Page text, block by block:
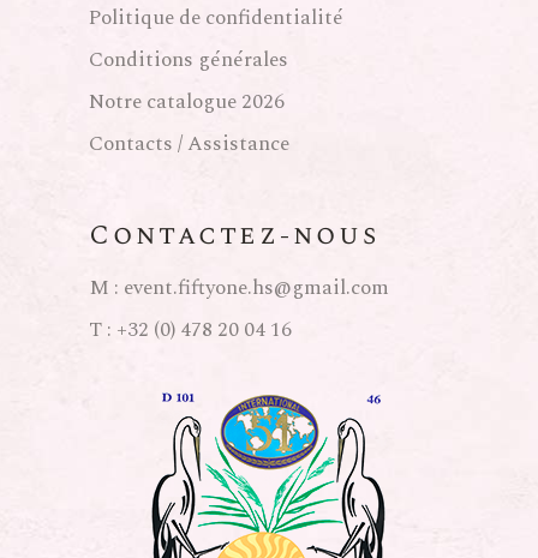
Contactez-nous
M : event.fiftyone.hs@gmail.com
T : +32 (0) 478 20 04 16
Politique de confidentialité
Conditions générales
Notre catalogue 2026
Contacts / Assistance